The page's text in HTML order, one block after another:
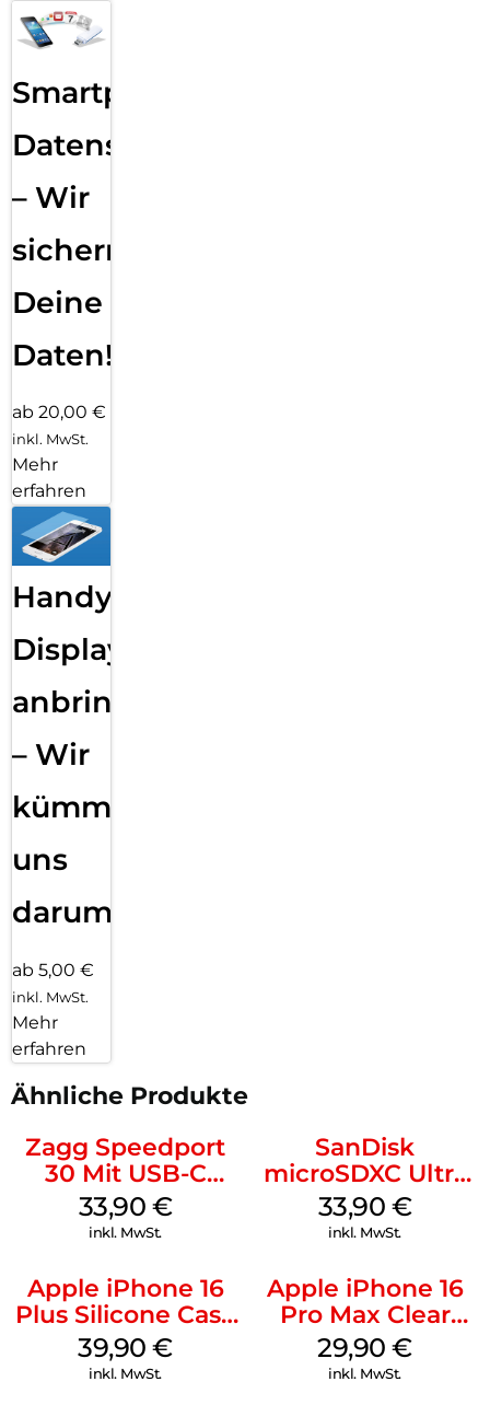
Smartphone
Datensicherung
– Wir
sichern
Deine
Daten!
ab 20,00 €
inkl. MwSt.
Mehr
erfahren
Handy
Displayfolie
anbringen
– Wir
kümmern
uns
darum!
ab 5,00 €
inkl. MwSt.
Mehr
erfahren
Ähnliche Produkte
Zagg Speedport
30 Mit USB-C
Kabel Weiß
33,90 €
inkl. MwSt.
SanDisk
microSDXC Ultra
128 GB + Adapter
Mobile
33,90 €
inkl. MwSt.
Apple iPhone 16
Plus Silicone Case
MagSafe Plum
39,90€
inkl. MwSt.
Apple iPhone 16
Pro Max Clear
Case MagSafe
Transparent
29,90€
inkl. MwSt.